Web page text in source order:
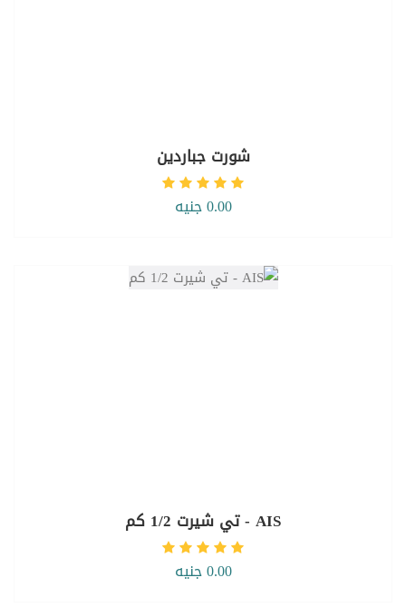
شورت جباردين
0.00 جنيه
AIS - تي شيرت 1/2 كم
0.00 جنيه